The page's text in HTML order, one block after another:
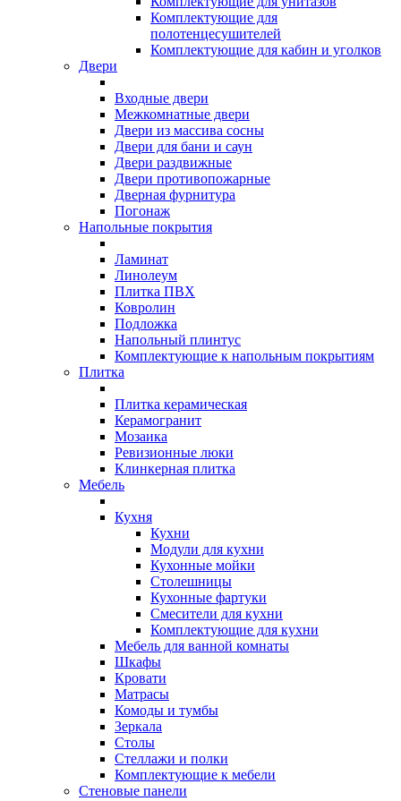
Комплектующие для
полотенцесушителей
Комплектующие для кабин и уголков
Двери
Входные двери
Межкомнатные двери
Двери из массива сосны
Двери для бани и саун
Двери раздвижные
Двери противопожарные
Дверная фурнитура
Погонаж
Напольные покрытия
Ламинат
Линолеум
Плитка ПВХ
Ковролин
Подложка
Напольный плинтус
Комплектующие к напольным покрытиям
Плитка
Плитка керамическая
Керамогранит
Мозаика
Ревизионные люки
Клинкерная плитка
Мебель
Кухня
Кухни
Модули для кухни
Кухонные мойки
Столешницы
Кухонные фартуки
Смесители для кухни
Комплектующие для кухни
Мебель для ванной комнаты
Шкафы
Кровати
Матрасы
Комоды и тумбы
Зеркала
Столы
Стеллажи и полки
Комплектующие к мебели
Стеновые панели